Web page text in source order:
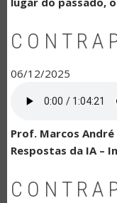
06/12/2025
Prof. Marcos André
Respostas da IA –